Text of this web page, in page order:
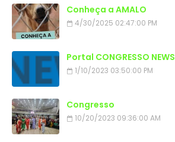
Conheça a AMALO
4/30/2025 02:47:00 PM
Portal CONGRESSO NEWS
1/10/2023 03:50:00 PM
Congresso
10/20/2023 09:36:00 AM